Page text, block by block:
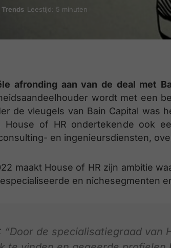
Trends Leestijd: 5 minuten
afronding aan van de deal met
wordt met een
de vleugels van Bain Capital was
House of HR ondertekende ook
en ingenieursdiensten,
maakt House of HR zijn ambitie
en nichesegmenten
“Door de specialisatiegraad van